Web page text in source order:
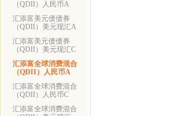
（QDII）人民币A
汇添富美元债债券
（QDII）美元现汇A
汇添富美元债债券
（QDII）美元现汇C
汇添富全球消费混合
（QDII）人民币A
汇添富全球消费混合
（QDII）人民币C
汇添富全球消费混合